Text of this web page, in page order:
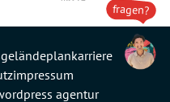
fragen?
geländeplankarriere
impressum
agentur